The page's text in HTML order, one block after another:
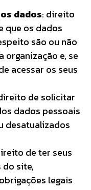
dados: direito
que os dados
são ou não
e, se
acessar os seus
de solicitar
dados pessoais
desatualizados
de ter seus
site,
legais